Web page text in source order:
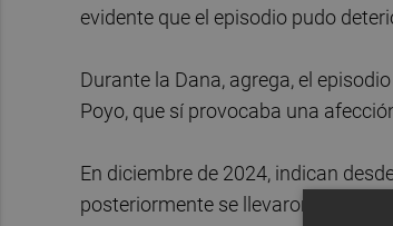
evidente que el episodio pudo
Durante la Dana, agrega, el
Poyo, que sí provocaba una
En diciembre de 2024, indican
posteriormente se llevaron a cabo